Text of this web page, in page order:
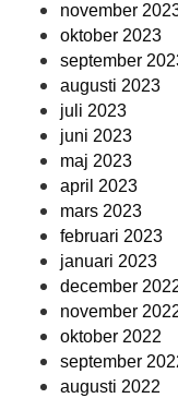
november
oktober 2023
september
augusti 2023
juli 2023
juni 2023
maj 2023
april 2023
mars 2023
februari 2023
januari 2023
december
november
oktober 2022
september
augusti 2022